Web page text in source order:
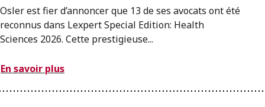
Osler est fier d’annoncer que 13 de ses avocats ont été
reconnus dans Lexpert Special Edition: Health
Sciences 2026. Cette prestigieuse...
En savoir plus